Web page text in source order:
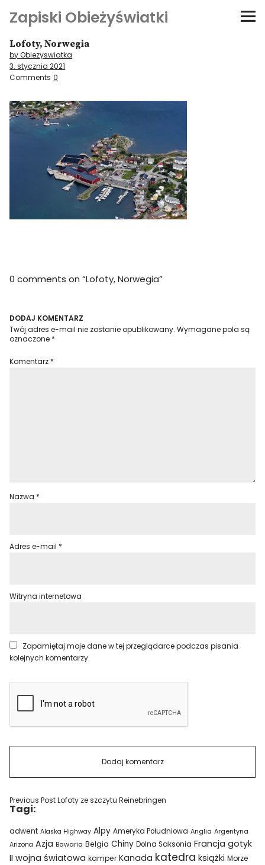
Zapiski Obieżyświatki
Podróże
Kultura i sztuka
Kątem oka
Niezwyczajne ściany
Lofoty, Norwegia
by Obiezyswiatka
3. stycznia 2021
Comments 0
0 comments on “Lofoty, Norwegia”
DODAJ KOMENTARZ
Twój adres e-mail nie zostanie opublikowany. Wymagane pola są
oznaczone *
Komentarz *
Nazwa *
Adres e-mail *
Witryna internetowa
Zapamiętaj moje dane w tej przeglądarce podczas pisania
kolejnych komentarzy.
Previous PostLofoty ze szczytu Reinebringen
Tagi:
adwent Alaska Highway Alpy Ameryka Południowa Anglia Argentyna
Arizona Azja Bawaria Belgia Chiny Dolna Saksonia Francja gotyk
II wojna światowa kamper Kanada katedra książki Morze